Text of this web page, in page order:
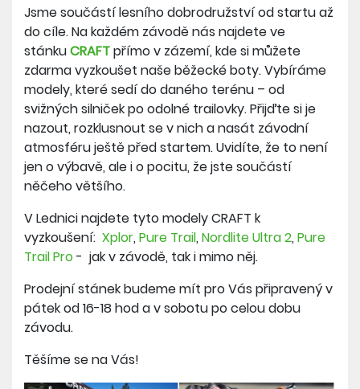
Jsme součástí lesního dobrodružství od startu až
do cíle. Na každém závodě nás najdete ve
stánkuCRAFTpřímo v zázemí, kde si můžete
zdarma vyzkoušet naše běžecké boty. Vybíráme
modely, které sedí do daného terénu – od
svižných silniček po odolné trailovky. Přijďte si je
nazout, rozklusnout se v nich a nasát závodní
atmosféru ještě před startem. Uvidíte, že to není
jen o výbavě, ale i o pocitu, že jste součástí
něčeho většího.
V Lednici najdete tyto modely CRAFT k
vyzkoušení: Xplor, Pure Trail, Nordlite Ultra 2, Pure
Trail Pro- jak v závodě, tak i mimo něj.
Prodejní stánek budeme mít pro Vás připravený v
pátek od 16-18 hod a v sobotu po celou dobu
závodu.
Těšíme se na Vás!